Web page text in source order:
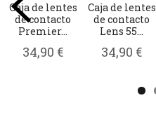
Caja de lentes
de contacto
Premier...
34,90 €
Caja de lentes
de contacto
Lens 55...
34,90 €